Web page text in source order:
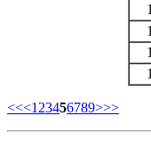
<<<1 23456789>>>